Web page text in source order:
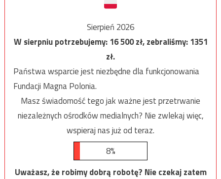
Sierpień 2026
W sierpniu potrzebujemy:16 500zł, zebraliśmy:1351
zł.
Państwa wsparcie jest niezbędne dla funkcjonowania
Fundacji Magna Polonia.
Masz świadomość tego jak ważne jest przetrwanie
niezależnych ośrodków medialnych? Nie zwlekaj więc,
wspieraj nas już od teraz.
8%
Uważasz, że robimy dobrą robotę? Nie czekaj zatem